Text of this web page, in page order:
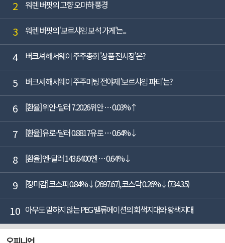
2 워렌 버핏의 고향 오마하 풍경
3 워렌 버핏의 '보르샤임 보석 가게'는...
4 버크셔 해서웨이 주주총회 '상품 전시장'은?
5 버크셔 해서웨이 주주미팅 전야제 '보르샤임 파티'는?
6 [환율] 위안-달러 7.2026위안 … 0.03%↑
7 [환율] 유로-달러 0.8817유로 … 0.64%↓
8 [환율] 엔-달러 143.6400엔 … 0.64%↓
9 [장마감] 코스피 0.84%↓(2697.67), 코스닥 0.26%↓(734.35)
10 아무도 말하지 않는 PEG 밸류에이션의 회색지대와 황색지대